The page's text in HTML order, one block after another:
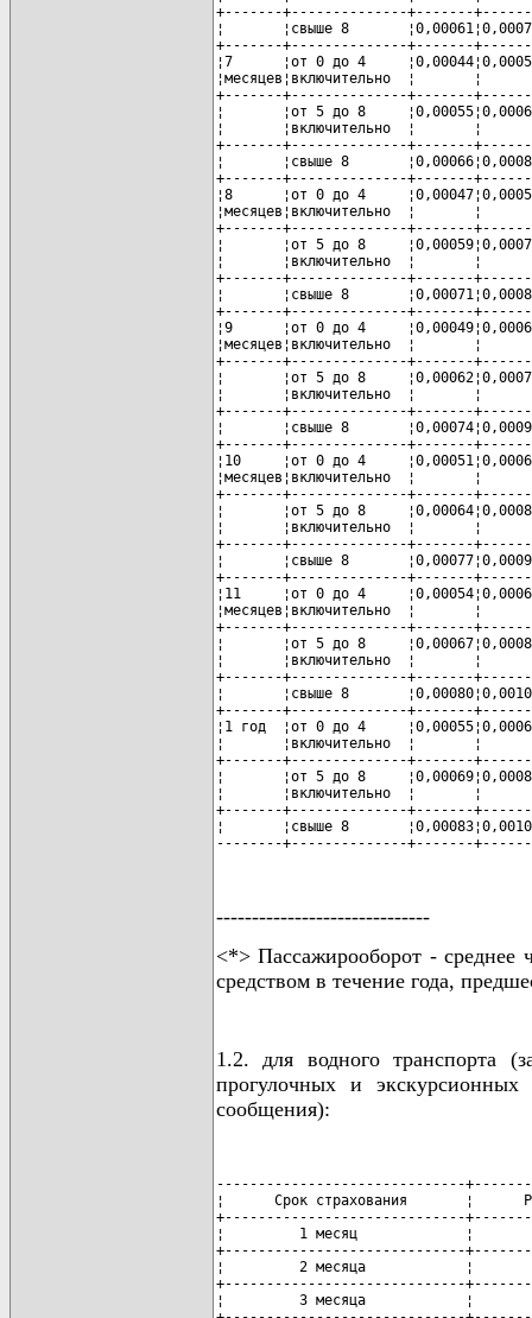
------------------------------
<*> Пассажирооборот - среднее
средством в течение года,
1.2. для водного транспорта
прогулочных и экскурсионных
сообщения):
------------------------------
¦      Срок страхования       ¦
+-----------------------------
¦         1 месяц             ¦
+-----------------------------
¦         2 месяца            ¦
+-----------------------------
¦         3 месяца            ¦